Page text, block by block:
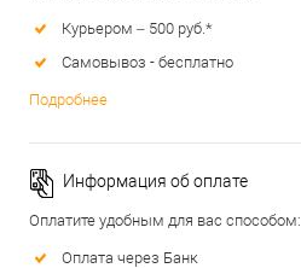
Курьером – 500 руб.*
Самовывоз - бесплатно
Подробнее
Информация об оплате
Оплатите удобным для вас способом:
Оплата через Банк